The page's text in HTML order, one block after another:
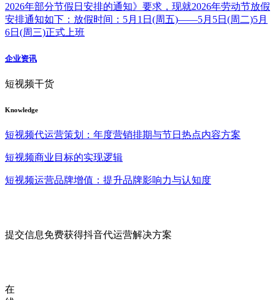
2026年部分节假日安排的通知》要求，现就2026年劳动节放假
安排通知如下：放假时间：5月1日(周五)——5月5日(周二)5月
6日(周三)正式上班
企业资讯
短视频干货
Knowledge
短视频代运营策划：年度营销排期与节日热点内容方案
短视频商业目标的实现逻辑
短视频运营品牌增值：提升品牌影响力与认知度
提交信息免费获得抖音代运营解决方案
在